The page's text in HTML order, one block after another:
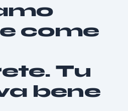
come
Tu
bene